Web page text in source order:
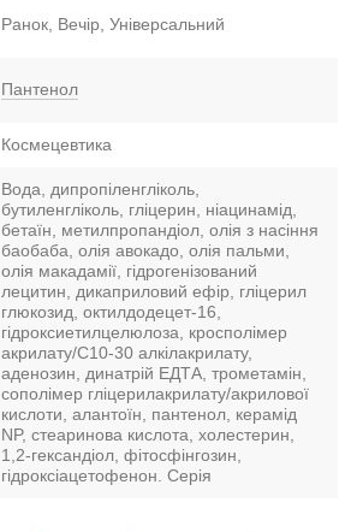
Ранок, Вечір, Універсальний
Пантенол
Космецевтика
Вода, дипропіленгліколь,
бутиленгліколь, гліцерин, ніацинамід,
бетаїн, метилпропандіол, олія з насіння
баобаба, олія авокадо, олія пальми,
олія макадамії, гідрогенізований
лецитин, дикаприловий ефір, гліцерил
глюкозид, октилдодецет-16,
гідроксиетилцелюлоза, кросполімер
акрилату/C10-30 алкілакрилату,
аденозин, динатрій ЕДТА, трометамін,
сополімер гліцерилакрилату/акрилової
кислоти, алантоїн, пантенол, керамід
NP, стеаринова кислота, холестерин,
1,2-гександіол, фітосфінгозин,
гідроксіацетофенон. Серія